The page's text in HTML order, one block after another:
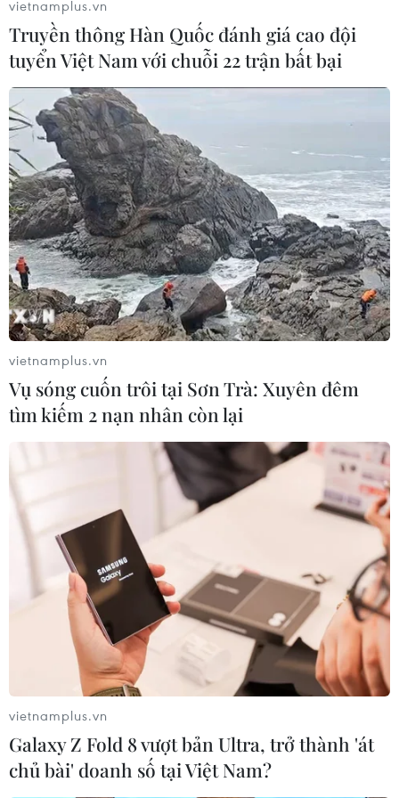
nhằm giúp kết nối hiệu quả các đối tác kinh
doanh với khách hàng, tạo điều kiện thuận lợi
cho người dùng trong việc đặt món ăn phục vụ
nhu cầu hàng ngày”./.
(Vietnam+)
#Món thuần Việt
#gỏi cuốn
#hệ sinh thái
Theo dõi VietnamPlus
TIN LIÊN QUAN
vietnamplus.vn
Truyền thông Hàn Quốc đánh giá cao đội
tuyển Việt Nam với chuỗi 22 trận bất bại
vietnamplus.vn
Vụ sóng cuốn trôi tại Sơn Trà: Xuyên đêm
tìm kiếm 2 nạn nhân còn lại
vietnamplus.vn
Galaxy Z Fold 8 vượt bản Ultra, trở thành 'át
chủ bài' doanh số tại Việt Nam?